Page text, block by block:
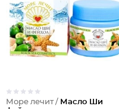
Море лечит / Масло Ши